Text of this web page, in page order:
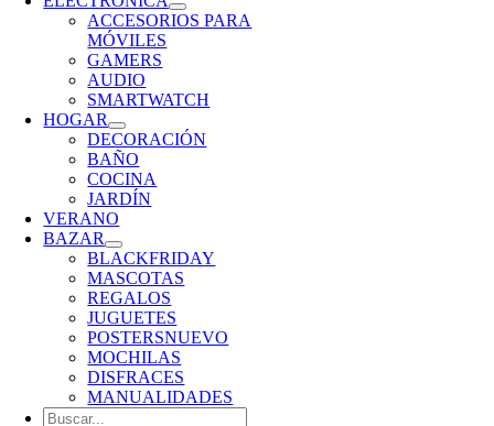
ACCESORIOS PARA
MÓVILES
GAMERS
AUDIO
SMARTWATCH
HOGAR
DECORACIÓN
BAÑO
COCINA
JARDÍN
VERANO
BAZAR
BLACKFRIDAY
MASCOTAS
REGALOS
JUGUETES
POSTERSNUEVO
MOCHILAS
DISFRACES
MANUALIDADES
Buscar: